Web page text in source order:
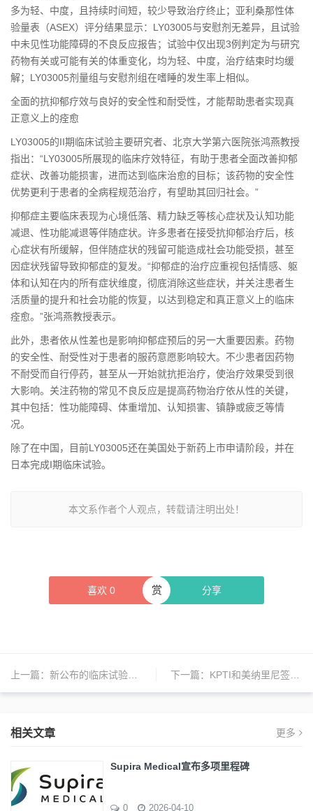
多为轻、中度，且持续时间短，较少导致治疗终止；亚利桑那性体
验量表（ASEX）评分结果显示：LY03005与安慰剂无差异，且试验
中未见性功能障碍的不良反应报告；试验中仅出现3例判定为与研究
药物有关或可能有关的体重变化，均为轻、中度，治疗结束时均缓
解；LY03005剂量组与安慰剂组在嗜睡的发生率上相似。
全面的抗抑郁疗效与良好的安全性和耐受性，才能帮助患者实现真
正意义上的痊愈
LY03005的II期临床试验主要研究者、北京大学第六医院张鸿燕教授
指出：“LY03005所展现的临床疗效特征，有助于患者全面改善抑郁
症状、改善功能损害，进而达到临床治愈的目标；该药物的安全性
优势更利于患者的全病程规范治疗，有望助其回归社会。”
抑郁症主要临床表现为心境低落、精力缺乏等核心症状及认知功能
减退、性功能减退等伴随症状。许多患者在接受抗抑郁治疗后，核
心症状有所缓解，但伴随症状的残留可能造成社会功能受损，甚至
因症状残留导致抑郁症的复发。“抑郁症的治疗应重视包括情感、躯
体和认知在内的所有症状维度，彻底消除这些症状，并关注患者生
活质量的提升和社会功能的恢复，以达到稳定和真正意义上的临床
痊愈。”张鸿燕教授表示。
此外，患者依从性差也是影响抑郁症预后的另一大重要因素。药物
的安全性、耐受性对于患者的服药意愿影响较大。不少患者因药物
不耐受而自行停药，甚至从一开始就抗拒治疗，使治疗效果受到很
大影响。关注药物的常见不良反应是提高药物治疗依从性的关键，
其中包括：性功能障碍、体重增加、认知损害、镇静或疲乏等情
况。
除了在中国，目前LY03005还在美国处于新药上市申请阶段，并在
日本完成I期临床试验。
本文系作者个人观点，转载请注明出处！
喜欢 0 分享
赏
上一篇： 新公布的临床试验结果显示，spesolimab显著改善可危及生命的罕见皮肤病泛发性脓疱型银屑病急性发作的体征和症状 下一篇： KPTI和美纳里尼签订药物商业化独家许可协议
相关文章 更多
Supira Medical宣布多项里程碑
0 2026-04-10